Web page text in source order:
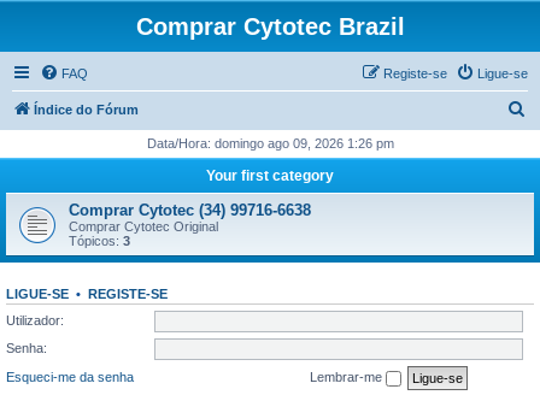
Comprar Cytotec Brazil
FAQ Ligue-se
Registe-se
Índice do Fórum
q
i
Data/Hora: domingo ago 09, 2026 1:26 pm
Your first category
Comprar Cytotec (34) 99716-6638
Comprar Cytotec Original
Tópicos: 3
LIGUE-SE • REGISTE-SE
Utilizador:
Senha:
Esqueci-me da senha
Lembrar-me